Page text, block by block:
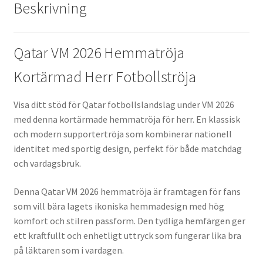
Beskrivning
Qatar VM 2026 Hemmatröja
Kortärmad Herr Fotbollströja
Visa ditt stöd för Qatar fotbollslandslag under VM 2026
med denna kortärmade hemmatröja för herr. En klassisk
och modern supportertröja som kombinerar nationell
identitet med sportig design, perfekt för både matchdag
och vardagsbruk.
Denna Qatar VM 2026 hemmatröja är framtagen för fans
som vill bära lagets ikoniska hemmadesign med hög
komfort och stilren passform. Den tydliga hemfärgen ger
ett kraftfullt och enhetligt uttryck som fungerar lika bra
på läktaren som i vardagen.